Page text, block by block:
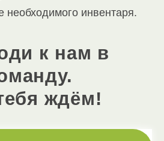
необходимого инвентаря.
к нам в
ждём!